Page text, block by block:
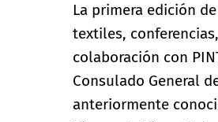
La primera edición
textiles,
colaboración con
Consulado General
anteriormente